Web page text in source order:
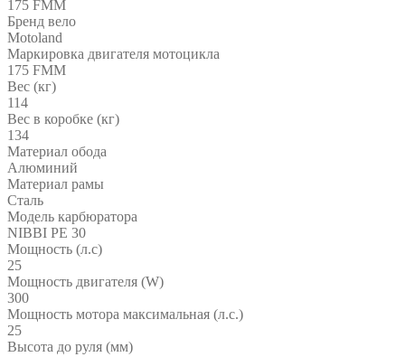
175 FMM
Бренд вело
Motoland
Маркировка двигателя мотоцикла
175 FMM
Вес (кг)
114
Вес в коробке (кг)
134
Материал обода
Алюминий
Материал рамы
Сталь
Модель карбюратора
NIBBI PE 30
Мощность (л.с)
25
Мощность двигателя (W)
300
Мощность мотора максимальная (л.с.)
25
Высота до руля (мм)